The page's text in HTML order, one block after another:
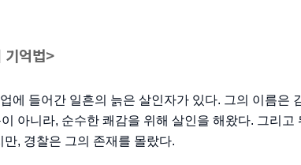
기억법>
에 들어간 일흔의 늙은 살인자가 있다. 그의 이름은
아니라, 순수한 쾌감을 위해 살인을 해왔다. 그리고
, 경찰은 그의 존재를 몰랐다.